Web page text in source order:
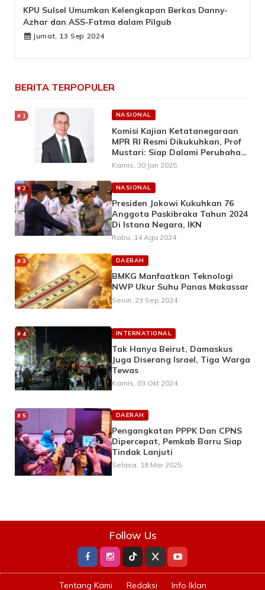
KPU Sulsel Umumkan Kelengkapan Berkas Danny-
Azhar dan ASS-Fatma dalam Pilgub
Jumat, 13 Sep 2024
BERITA TERPOPULER
NASIONAL
Komisi Kajian Ketatanegaraan
MPR RI Resmi Dikukuhkan, Prof
Mustari: Siap Dalami Perubahan
UUD 1945
Kamis, 30 Jan 2025
NASIONAL
Presiden Jokowi Kukuhkan 76
Anggota Paskibraka Tahun 2024
Di Istana Negara, IKN
Rabu, 14 Agu 2024
DAERAH
BMKG Manfaatkan Teknologi
NWP Ukur Suhu Panas Makassar
Senin, 23 Sep 2024
INTERNATIONAL
Tak Hanya Beirut, Damaskus
Juga Diserang Israel, Tiga Warga
Tewas
Kamis, 03 Okt 2024
DAERAH
Pengangkatan PPPK Dan CPNS
Dipercepat, Pemkab Barru Siap
Tindak Lanjuti
Selasa, 18 Mar 2025
Follow Us
Tentang Kami Redaksi Info Iklan